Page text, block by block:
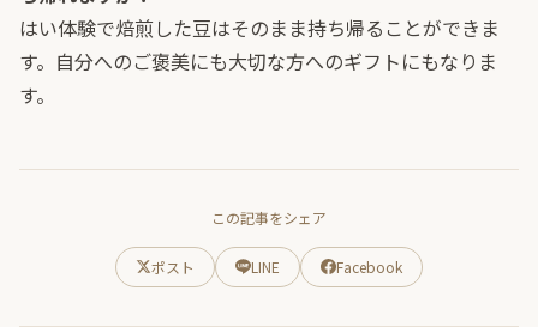
はい体験で焙煎した豆はそのまま持ち帰ることができま
す。自分へのご褒美にも大切な方へのギフトにもなりま
す。
この記事をシェア
ポスト LINE Facebook